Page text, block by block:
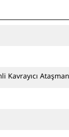
Kavrayıcı